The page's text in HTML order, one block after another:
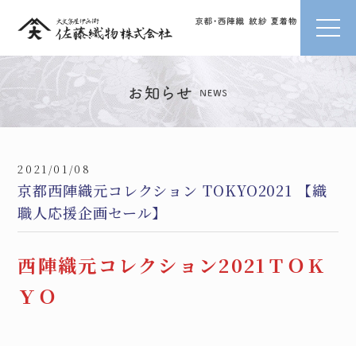
2021/01/08
京都西陣織元コレクション TOKYO2021 【織
職人応援企画セール】
西陣織元コレクション2021ＴＯＫ
ＹＯ